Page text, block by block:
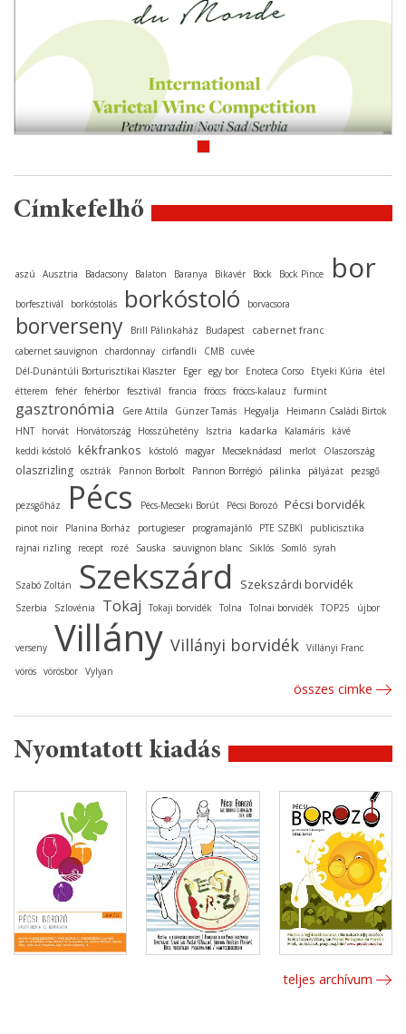
Címkefelhő
aszú Ausztria Badacsony Balaton Baranya Bikavér Bock Bock Pince bor
borfesztivál borkóstolás borkóstoló borvacsora
borverseny Brill Pálinkaház Budapest cabernet franc
cabernet sauvignon chardonnay cirfandli CMB cuvée
Dél-Dunántúli Borturisztikai Klaszter
Eger egy bor Enoteca Corso Etyeki Kúria
étel
étterem
fehér fehérbor fesztivál francia fröccs fröccs-kalauz furmint
gasztronómia Gere Attila Günzer Tamás Hegyalja
Heimann Családi Birtok
HNT
horvát Horvátország Hosszúhetény Isztria kadarka Kalamáris
kávé
keddi kóstoló kékfrankos kóstoló magyar Mecseknádasd merlot Olaszország
olaszrizling osztrák Pannon Borbolt Pannon Borrégió pálinka pályázat pezsgő
pezsgőház Pécs Pécs-Mecseki Borút Pécsi Borozó Pécsi borvidék
pinot noir Planina Borház portugieser programajánló PTE SZBKI
publicisztika
rajnai rizling
recept rozé Sauska sauvignon blanc Siklós Somló syrah
Szabó Zoltán Szekszárd Szekszárdi borvidék
Szerbia Szlovénia Tokaj Tokaji borvidék Tolna Tolnai borvidék TOP25 újbor
verseny Villány Villányi borvidék Villányi Franc
vörös vörösbor Vylyan
összes cimke
Nyomtatott kiadás
teljes archívum